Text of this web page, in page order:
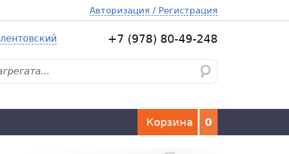
Авторизация / Регистрация
+7 (978) 80-49-248
Корзина 0